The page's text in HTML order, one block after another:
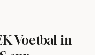
Voetbal in